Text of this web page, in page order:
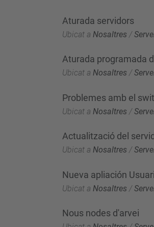
Aturada servidors
Ubicat a Nosaltres /
Aturada programada
Ubicat a Nosaltres /
Problemes amb el
Ubicat a Nosaltres /
Actualització del
Ubicat a Nosaltres /
Nueva apliación
Ubicat a Nosaltres /
Nous nodes d'arvei